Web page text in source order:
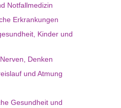
Notfallmedizin
Erkrankungen
Kinder und
Denken
und Atmung
Gesundheit und